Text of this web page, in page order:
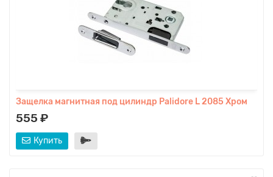
Защелка магнитная под цилиндр Palidore L 2085 Хром
555 ₽
Купить